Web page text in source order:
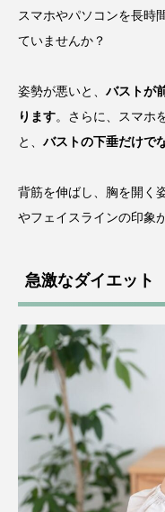
トップページ
スマホやパソコンを長時
ていませんか？
姿勢が悪いと、 バストが
ります。さらに、スマホ
と、 バストの下垂だけで
背筋を伸ばし、胸を開く
やフェイスラインの印象
急激なダイエット